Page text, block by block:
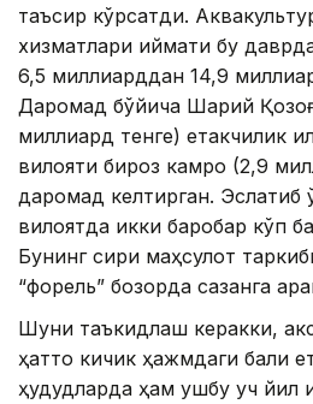
таъсир кўрсатди.
хизматлари қиймати бу
6,5 миллиарддан 14,9
Даромад бўйича Шарқий
миллиард тенге) етакчилик
вилояти бироз камроқ (2,9
даромад келтирган. Эслатиб
вилоятда икки баробар кўп
Бунинг сири маҳсулот
“форель” бозорда сазанга
Шуни таъкидлаш керакки,
ҳатто кичик ҳажмдаги балиқ
ҳудудларда ҳам ушбу уч йил